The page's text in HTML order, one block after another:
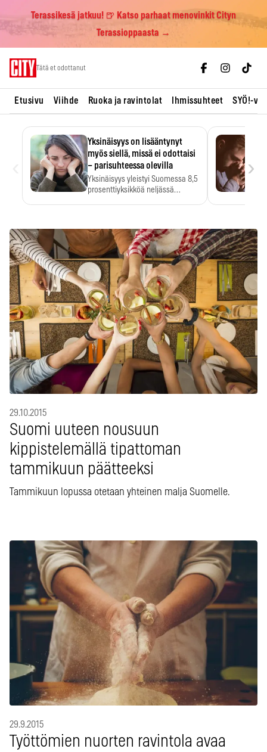
Terassikesä jatkuu! 🍺 Katso parhaat menovinkit Cityn
Terassioppaasta →
Tätä et odottanut
Etusivu Viihde Ruoka ja ravintolat Ihmissuhteet SYÖ!-
Yksinäisyys on lisääntynyt
myös siellä, missä ei odottaisi
– parisuhteessa olevilla
Yksinäisyys yleistyi Suomessa 8,5
prosenttiyksikköä neljässä
›
29.10.2015
Suomi uuteen nousuun
kippistelemällä tipattoman
tammikuun päätteeksi
Tammikuun lopussa otetaan yhteinen malja Suomelle.
29.9.2015
Työttömien nuorten ravintola avaa